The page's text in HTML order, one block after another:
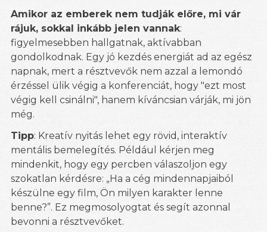
Amikor az emberek nem tudják előre, mi vár
rájuk, sokkal inkább jelen vannak:
figyelmesebben hallgatnak, aktívabban
gondolkodnak. Egy jó kezdés energiát ad az egész
napnak, mert a résztvevők nem azzal a lemondó
érzéssel ülik végig a konferenciát, hogy "ezt most
végig kell csinálni", hanem kíváncsian várják, mi jön
még.
Tipp: Kreatív nyitás lehet egy rövid, interaktív
mentális bemelegítés. Például kérjen meg
mindenkit, hogy egy percben válaszoljon egy
szokatlan kérdésre: „Ha a cég mindennapjaiból
készülne egy film, Ön milyen karakter lenne
benne?”. Ez megmosolyogtat és segít azonnal
bevonni a résztvevőket.